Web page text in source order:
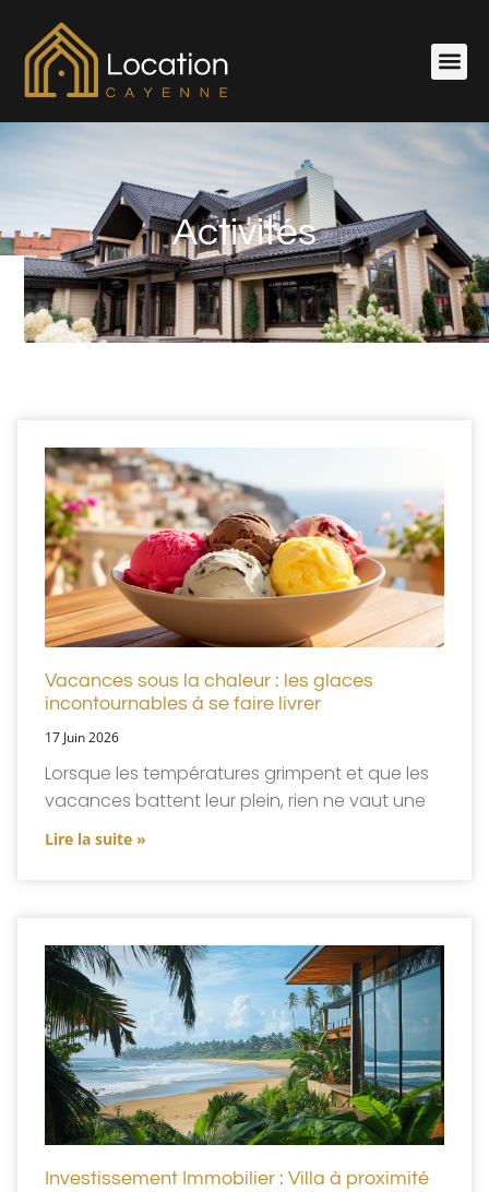
Activités
Vacances sous la chaleur : les glaces
incontournables à se faire livrer
17 Juin 2026
Lorsque les températures grimpent et que les
vacances battent leur plein, rien ne vaut une
Lire la suite »
Investissement Immobilier : Villa à proximité